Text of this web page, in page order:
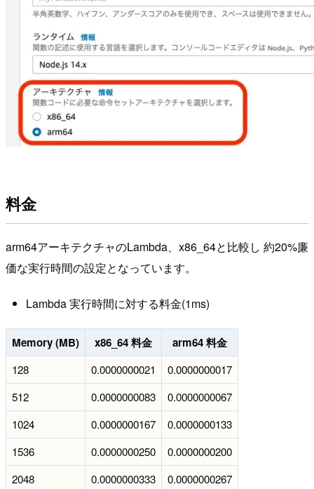
料金
arm64アーキテクチャのLambda、x86_64と比較し 約20%廉
価な実行時間の設定となっています。
Lambda 実行時間に対する料金(1ms)
Memory (MB) x86_64 料金 arm64 料金
128 0.0000000021
0.0000000017
512
0.0000000083
0.0000000067
1024
0.0000000167
0.0000000133
1536
0.0000000250
0.0000000200
2048
0.0000000333
0.0000000267